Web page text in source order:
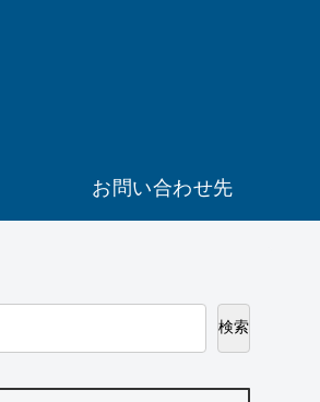
お問い合わせ先
検索